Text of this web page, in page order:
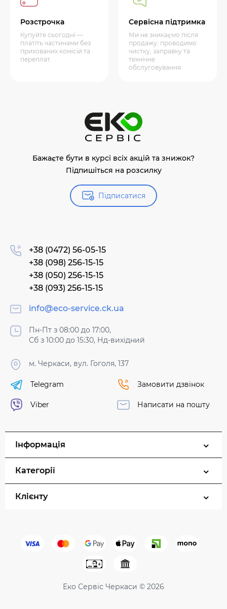
Розстрочка
Купуйте сьогодні —
платіть частинами без
прихованих комісій та
переплат.
Сервісна підтримка
Ми не зникаємо після
продажу: проводимо
чистку, заправку та
технічне
обслуговування
Бажаєте бути в курсі всіх акцій та знижок?
Підпишіться на розсилку
Підписатися
+38 (0472) 56-05-15
+38 (098) 256-15-15
+38 (050) 256-15-15
+38 (093) 256-15-15
info@eco-service.ck.ua
Пн-Пт з 08:00 до 17:00,
Сб з 10:00 до 15:30, Нд-вихідний
м. Черкаси, вул. Гоголя, 137
Telegram
Viber
Замовити дзвінок
Написати на пошту
Інформація
Категорії
Клієнту
Еко Сервіс Черкаси © 2026